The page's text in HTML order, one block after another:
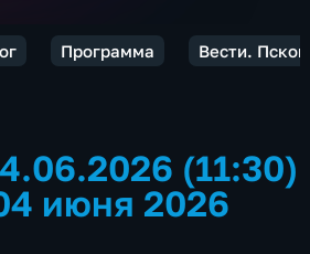
Программа Вести. Псков
(11:30)
июня 2026